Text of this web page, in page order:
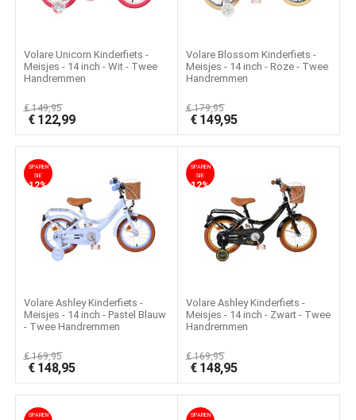
Volare Unicorn Kinderfiets -
Meisjes - 14 inch - Wit - Twee
Handremmen
€149,95
€ 122,99
Volare Blossom Kinderfiets -
Meisjes - 14 inch - Roze - Twee
Handremmen
€179,95
€ 149,95
SPAREN
SIE
12%
Volare Ashley Kinderfiets -
Meisjes - 14 inch - Pastel Blauw
- Twee Handremmen
€169,95
€ 148,95
SPAREN
SIE
12%
Volare Ashley Kinderfiets -
Meisjes - 14 inch - Zwart - Twee
Handremmen
€169,95
€ 148,95
SPAREN
SPAREN